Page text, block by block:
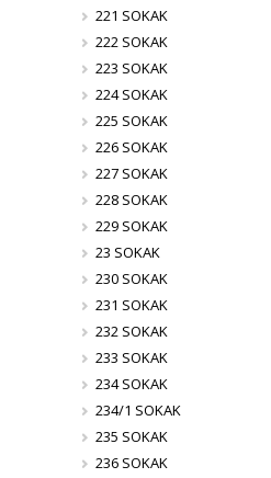
221 SOKAK
222 SOKAK
223 SOKAK
224 SOKAK
225 SOKAK
226 SOKAK
227 SOKAK
228 SOKAK
229 SOKAK
23 SOKAK
230 SOKAK
231 SOKAK
232 SOKAK
233 SOKAK
234 SOKAK
234/1 SOKAK
235 SOKAK
236 SOKAK